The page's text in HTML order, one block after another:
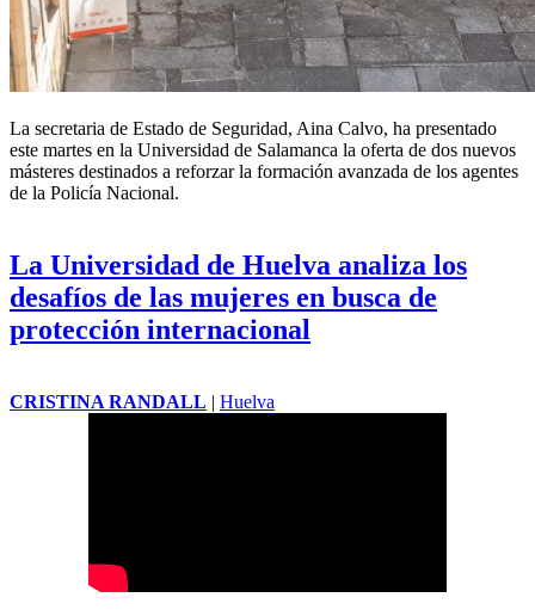
La secretaria de Estado de Seguridad, Aina Calvo, ha presentado
este martes en la Universidad de Salamanca la oferta de dos nuevos
másteres destinados a reforzar la formación avanzada de los agentes
de la Policía Nacional.
La Universidad de Huelva analiza los
desafíos de las mujeres en busca de
protección internacional
CRISTINA RANDALL | Huelva